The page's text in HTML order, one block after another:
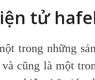
tử
trong những
cũng là một